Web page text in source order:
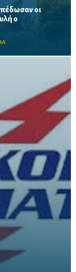
οι
ο
από
και AntiNero,
ε...